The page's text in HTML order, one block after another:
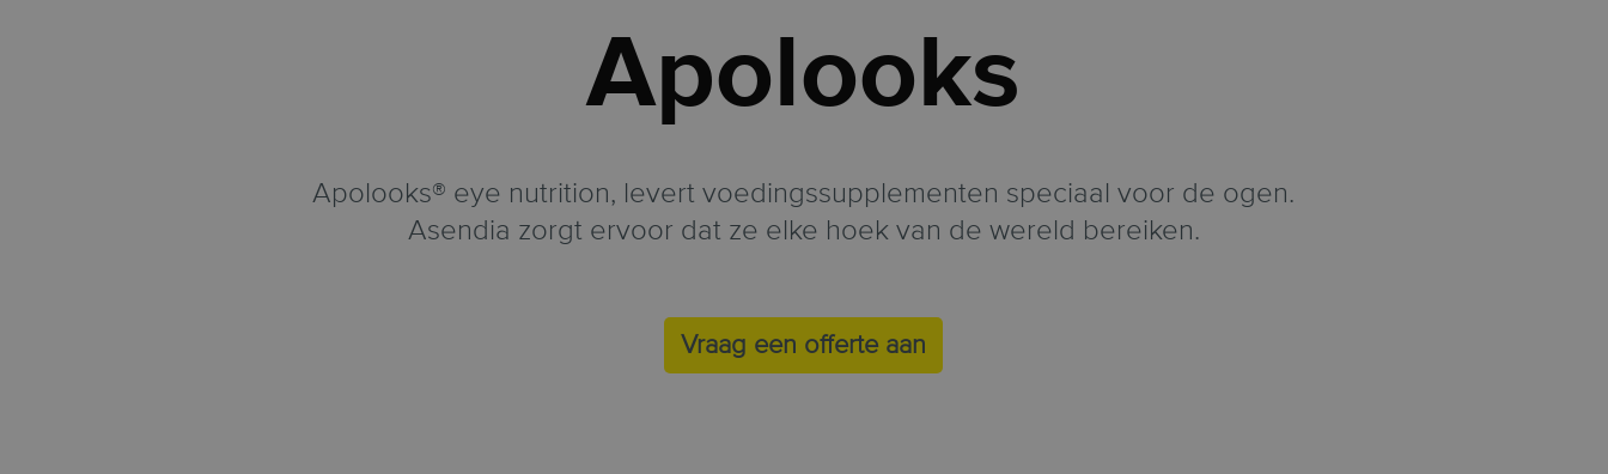
Apolooks
Apolooks® eye nutrition, levert voedingssupplementen speciaal voor de ogen.
Asendia zorgt ervoor dat ze elke hoek van de wereld bereiken.
Vraag een offerte aan